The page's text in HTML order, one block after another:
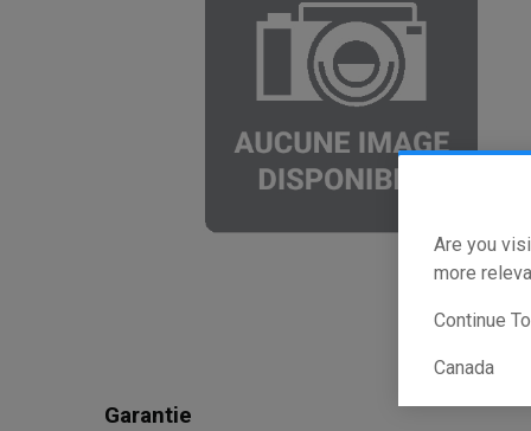
Are you
more
Continue
Canada
Garantie